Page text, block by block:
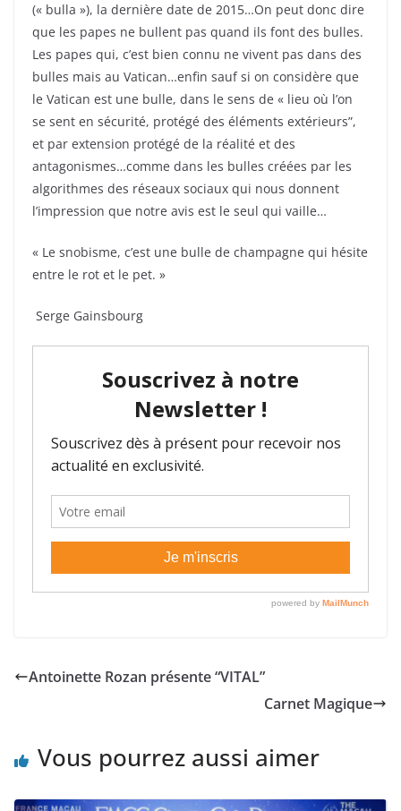
(« bulla »), la dernière date de 2015…On peut donc dire
que les papes ne bullent pas quand ils font des bulles.
Les papes qui, c’est bien connu ne vivent pas dans des
bulles mais au Vatican…enfin sauf si on considère que
le Vatican est une bulle, dans le sens de « lieu où l’on
se sent en sécurité, protégé des éléments extérieurs”,
et par extension protégé de la réalité et des
antagonismes…comme dans les bulles créées par les
algorithmes des réseaux sociaux qui nous donnent
l’impression que notre avis est le seul qui vaille…
« Le snobisme, c’est une bulle de champagne qui hésite
entre le rot et le pet. »
Serge Gainsbourg
Antoinette Rozan présente “VITAL”
Carnet Magique
Vous pourrez aussi aimer